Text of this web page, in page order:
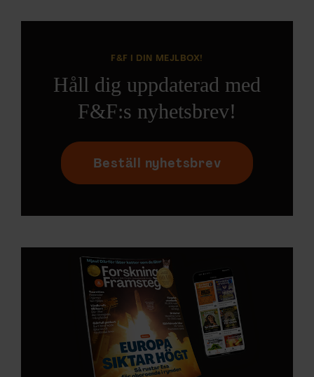
F&F I DIN MEJLBOX!
Håll dig uppdaterad med
F&F:s nyhetsbrev!
Beställ nyhetsbrev